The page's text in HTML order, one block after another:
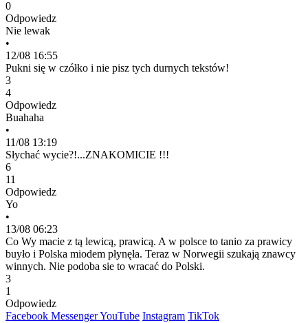
0
Odpowiedz
Nie lewak
•
12/08 16:55
Pukni się w czółko i nie pisz tych durnych tekstów!
3
4
Odpowiedz
Buahaha
•
11/08 13:19
Słychać wycie?!...ZNAKOMICIE !!!
6
11
Odpowiedz
Yo
•
13/08 06:23
Co Wy macie z tą lewicą, prawicą. A w polsce to tanio za prawicy
buyło i Polska miodem płynęła. Teraz w Norwegii szukają znawcy
winnych. Nie podoba sie to wracać do Polski.
3
1
Odpowiedz
Facebook MessengerYouTube Instagram TikTok